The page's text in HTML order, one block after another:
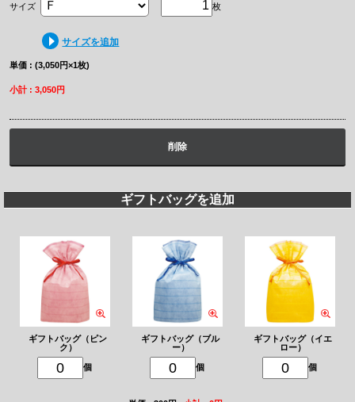
枚
サイズ
サイズを追加
単価 : (3,050円×1枚)
小計 : 3,050円
削除
ギフトバッグを追加
ギフトバッグ（ピン
ク）
個
ギフトバッグ（ブル
ー）
個
ギフトバッグ（イエ
ロー）
個